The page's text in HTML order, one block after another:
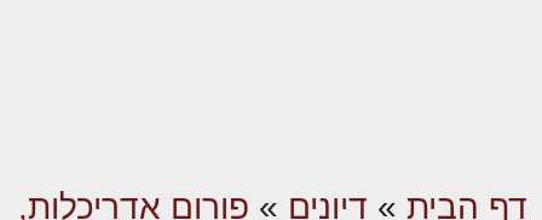
דף הבית » דיונים » פורום אדריכלות,